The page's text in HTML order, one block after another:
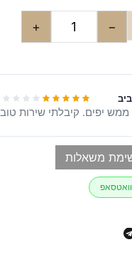
−
+
ממש יפים. קיבלתי שירות טוב
משאלות